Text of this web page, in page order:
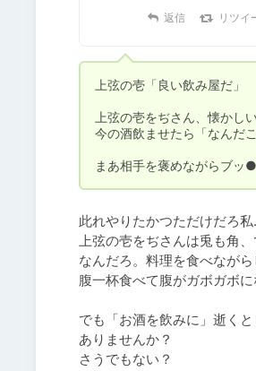
返信 リツイ
上弦の壱「良い飲み屋だ」
上弦の壱をぢさん、懐かし
今の酒飲ませたら「なんだ
まあ相手を褒めながらブッ
此れやりたかつただけだろ
上弦の壱をぢさんは兎も角、
なんだろ。料理を食べなが
腹一杯食べて腹がガボガボ
でも「お酒を飲みに」逝く
ありませんか？
さうでもない？